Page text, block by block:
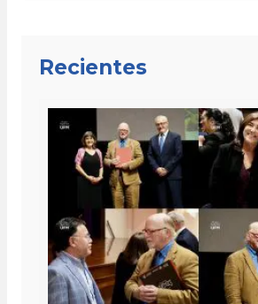
Recientes